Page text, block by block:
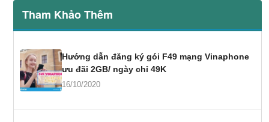
phút gọi
còn lại
phí
phí
Tham Khảo Thêm
Hướng dẫn đăng ký gói F49 mạng Vinaphone
ưu đãi 2GB/ ngày chỉ 49K
16/10/2020